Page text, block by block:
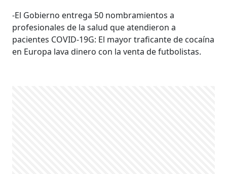
-El Gobierno entrega 50 nombramientos a
profesionales de la salud que atendieron a
pacientes COVID-19G: El mayor traficante de cocaína
en Europa lava dinero con la venta de futbolistas.